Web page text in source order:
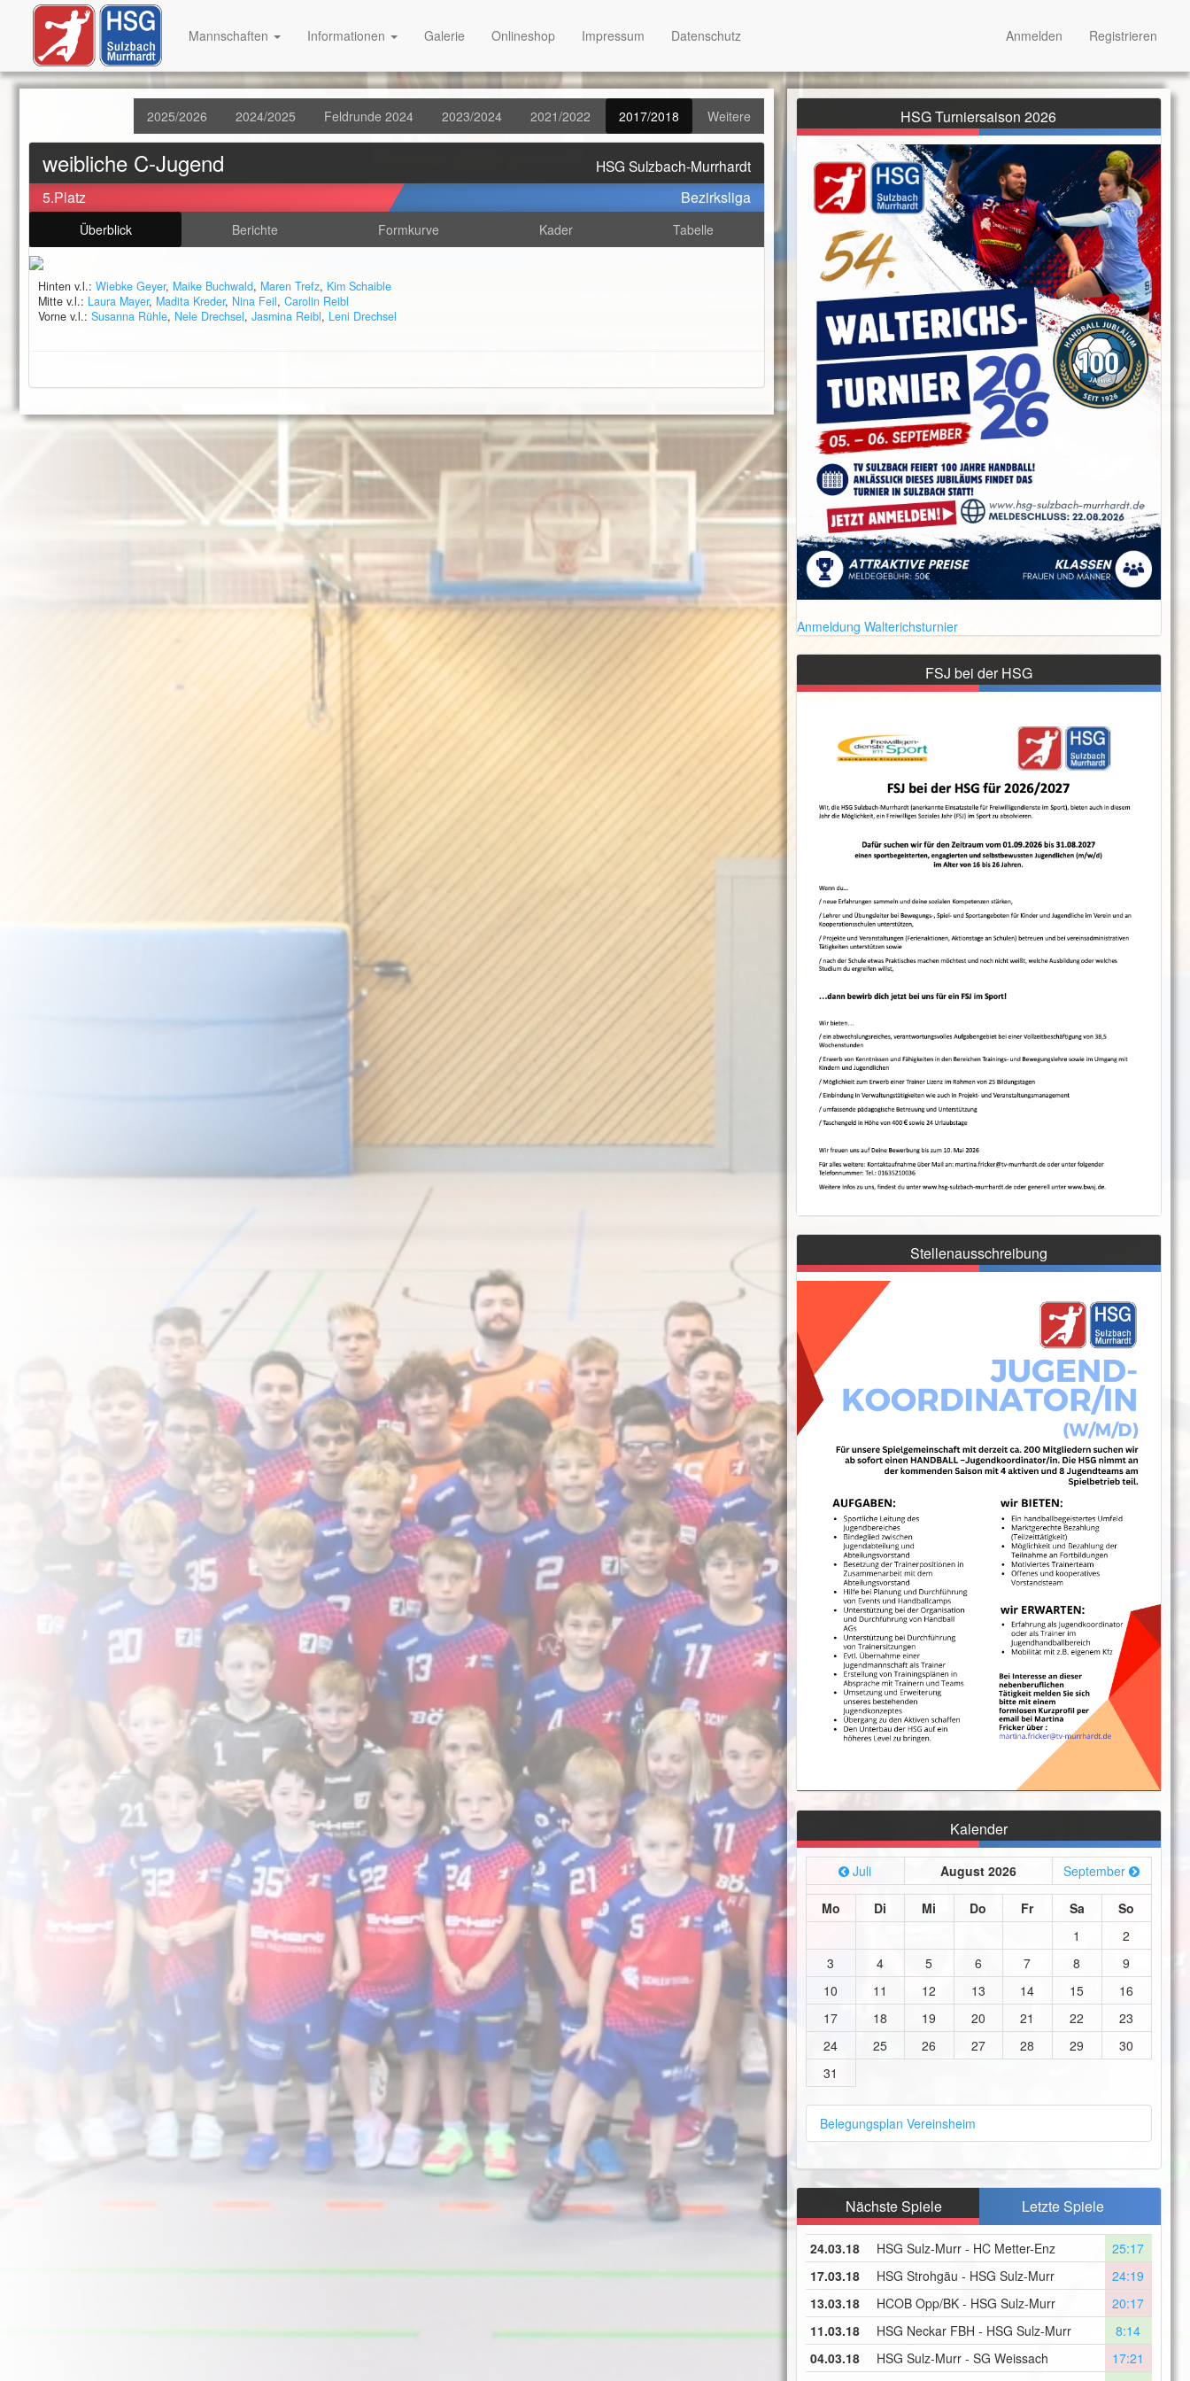
2025/2026 2024/2025 Feldrunde 2024 2023/2024 2021/2022 2017/2018 Weitere
weibliche C-Jugend HSG Sulzbach-Murrhardt
5.Platz Bezirksliga
Überblick Berichte Formkurve Kader Tabelle
Hinten v.l.: Wiebke Geyer, Maike Buchwald, Maren Trefz, Kim Schaible
Mitte v.l.: Laura Mayer, Madita Kreder, Nina Feil, Carolin Reibl
Vorne v.l.: Susanna Rühle, Nele Drechsel, Jasmina Reibl, Leni Drechsel
HSG Turniersaison 2026
Anmeldung Walterichsturnier
FSJ bei der HSG
Stellenausschreibung
Kalender
Juli August 2026 September
Mo Di Mi Do Fr Sa
So
1
2
3
4 5 6 7 8
9
10
11 12 13 14 15
16
17
18 19 20 21 22
23
24
25 26 27 28 29
30
31
Belegungsplan Vereinsheim
Nächste Spiele Letzte Spiele
24.03.18 HSG Sulz-Murr - HC Metter-Enz
25:17
17.03.18
HSG Strohgäu - HSG Sulz-Murr
24:19
13.03.18
HCOB Opp/BK - HSG Sulz-Murr
20:17
11.03.18
HSG Neckar FBH - HSG Sulz-Murr
8:14
04.03.18
HSG Sulz-Murr - SG Weissach
17:21
Mannschaften Informationen Galerie Onlineshop Impressum Datenschutz Anmelden Registrieren